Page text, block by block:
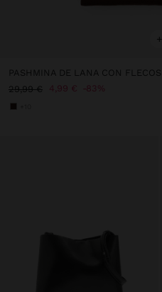
+
PASHMINA DE LANA CON FLECOS
29,99 €
4,99 € 83%